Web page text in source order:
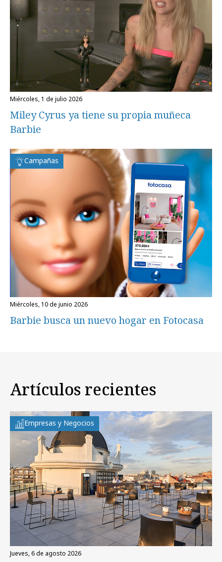
miércoles, 1 de julio 2026
Miley Cyrus ya tiene su propia muñeca
Barbie
Campañas
miércoles, 10 de junio 2026
Barbie busca un nuevo hogar en Fotocasa
Artículos recientes
Empresas y Negocios
jueves, 6 de agosto 2026